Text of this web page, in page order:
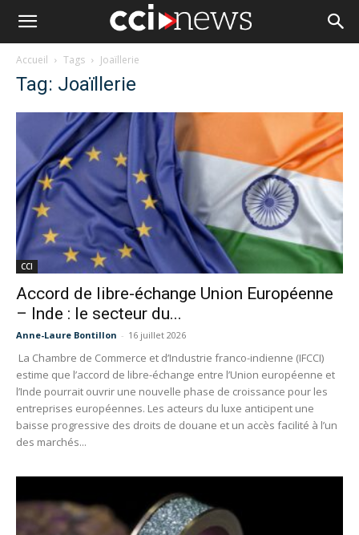
Accueil Tags Joaïllerie
Tag: Joaïllerie
CCI
Accord de libre-échange Union Européenne
– Inde : le secteur du...
Anne-Laure Bontillon - 16 juillet 2026
La Chambre de Commerce et d’Industrie franco-indienne (IFCCI)
estime que l’accord de libre-échange entre l’Union européenne et
l’Inde pourrait ouvrir une nouvelle phase de croissance pour les
entreprises européennes. Les acteurs du luxe anticipent une
baisse progressive des droits de douane et un accès facilité à l’un
des marchés...